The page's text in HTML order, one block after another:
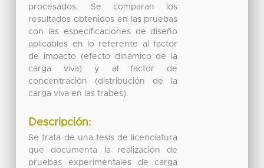
procesados. Se comparan los
resultados obtenidos en las pruebas
con las especificaciones de diseño
aplicables en lo referente al factor
de impacto (efecto dinámico de la
carga viva) y al factor de
concentración (distribución de la
carga viva en las trabes).
Descripción:
Se trata de una tesis de licenciatura
que documenta la realización de
pruebas experimentales de carga